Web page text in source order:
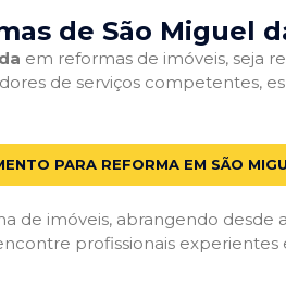
de São Miguel
em reformas de imóveis, seja
de serviços competentes,
PARA REFORMA EM SÃO
de imóveis, abrangendo desde
profissionais